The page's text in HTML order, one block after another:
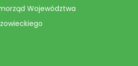
Województwa